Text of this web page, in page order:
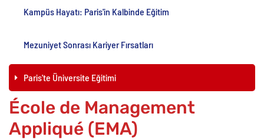
Kampüs Hayatı: Paris'in Kalbinde Eğitim
Mezuniyet Sonrası Kariyer Fırsatları
Paris'te Üniversite Eğitimi
École de Management
Appliqué (EMA)